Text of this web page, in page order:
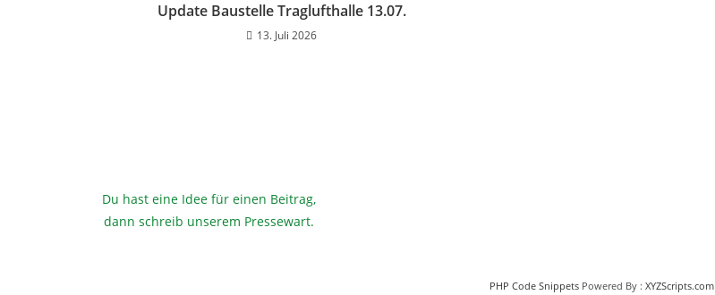
Update Baustelle Traglufthalle 13.07.
13. Juli 2026
Du hast eine Idee für einen Beitrag,
dann schreib unserem Pressewart.
PHP Code SnippetsPowered By : XYZScripts.com